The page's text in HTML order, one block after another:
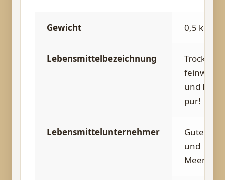
Gewicht 0,5 kg
Lebensmittelbezeichnung
Trocken,
und
pur!
Lebensmittelunternehmer
Gute
und